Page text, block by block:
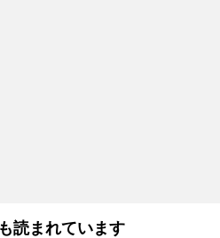
読まれています